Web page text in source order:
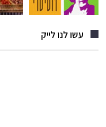
עשו לנו לייק